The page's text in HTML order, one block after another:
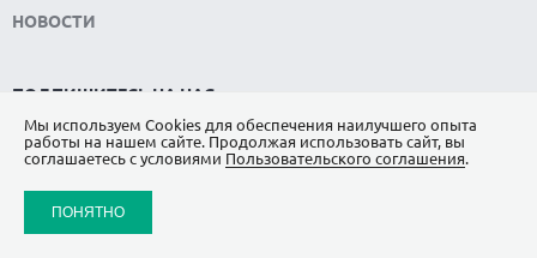
НОВОСТИ
ПОДПИШИТЕСЬ НА НАС
ЯНДЕКС.ДЗЕН
Мы используем Сookies для обеспечения наилучшего опыта
работы на нашем сайте. Продолжая использовать сайт, вы
соглашаетесь с условиями Пользовательского соглашения.
ПОНЯТНО